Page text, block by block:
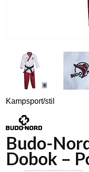
Kampsport/stil
Budo-
Dobok –